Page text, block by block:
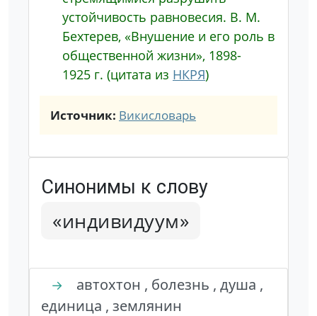
устойчивость равновесия. В. М.
Бехтерев, «Внушение и его роль в
общественной жизни», 1898-
1925 г. (цитата из НКРЯ)
Источник: Викисловарь
Синонимы к слову
«индивидуум»
→
автохтон , болезнь , душа ,
единица , землянин